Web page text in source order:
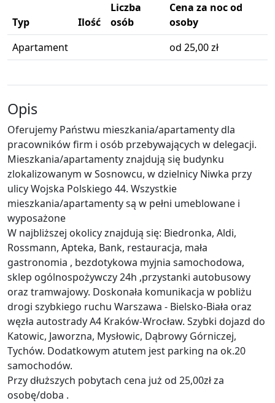
Typ Ilość
Liczba
osób
Cena za noc od
osoby
Apartament
od 25,00 zł
Opis
Oferujemy Państwu mieszkania/apartamenty dla
pracowników firm i osób przebywających w delegacji.
Mieszkania/apartamenty znajdują się budynku
zlokalizowanym w Sosnowcu, w dzielnicy Niwka przy
ulicy Wojska Polskiego 44. Wszystkie
mieszkania/apartamenty są w pełni umeblowane i
wyposażone
W najbliższej okolicy znajdują się: Biedronka, Aldi,
Rossmann, Apteka, Bank, restauracja, mała
gastronomia , bezdotykowa myjnia samochodowa,
sklep ogólnospożywczy 24h ,przystanki autobusowy
oraz tramwajowy. Doskonała komunikacja w pobliżu
drogi szybkiego ruchu Warszawa - Bielsko-Biała oraz
węzła autostrady A4 Kraków-Wrocław. Szybki dojazd do
Katowic, Jaworzna, Mysłowic, Dąbrowy Górniczej,
Tychów. Dodatkowym atutem jest parking na ok.20
samochodów.
Przy dłuższych pobytach cena już od 25,00zł za
osobę/doba .